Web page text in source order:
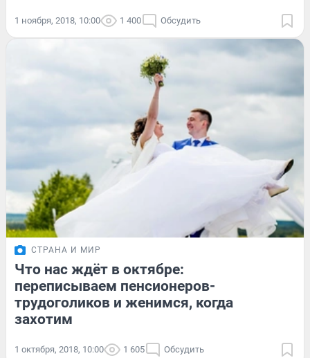
1 ноября, 2018, 10:00 1 400 Обсудить
СТРАНА И МИР
Что нас ждёт в октябре:
переписываем пенсионеров-
трудоголиков и женимся, когда
захотим
1 октября, 2018, 10:00 1 605 Обсудить